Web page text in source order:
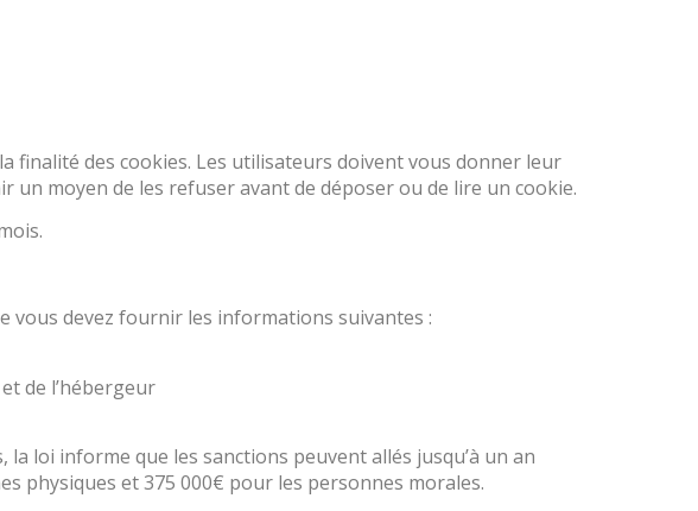
finalité des cookies. Les utilisateurs doivent vous donner leur
moyen de les refuser avant de déposer ou de lire un cookie.
vous devez fournir les informations suivantes :
de l’hébergeur
loi informe que les sanctions peuvent allés jusqu’à un an
physiques et 375 000€ pour les personnes morales.